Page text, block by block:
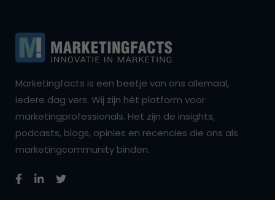
Marketingfacts is een beetje van ons allemaal,
iedere dag vers. Wij zijn hét platform voor
marketingprofessionals. Het zijn de insights,
podcasts, blogs, opinies en recencies die ons als
marketingcommunity binden.